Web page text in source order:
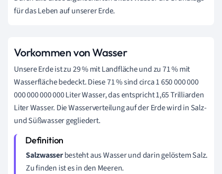
für das Leben auf unserer Erde.
Vorkommen von Wasser
Unsere Erde ist zu 29 % mit Landfläche und zu 71 % mit
Wasserfläche bedeckt. Diese 71 % sind circa 1 650 000 000
000 000 000 000 Liter Wasser, das entspricht 1,65 Trilliarden
Liter Wasser. Die Wasserverteilung auf der Erde wird in Salz-
und Süßwasser gegliedert.
Salzwasserbesteht aus Wasser und darin gelöstem Salz.
Zu finden ist es in den Meeren.